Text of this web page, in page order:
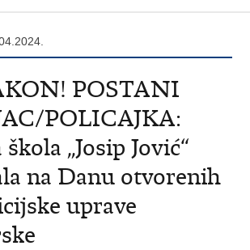
POSTANI
POLICAJKA:
„Josip Jović“
na Danu otvorenih
uprave